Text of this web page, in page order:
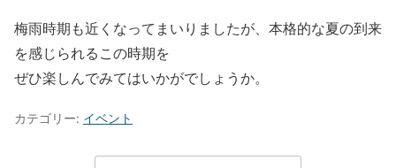
梅雨時期も近くなってまいりましたが、本格的な夏の到来
を感じられるこの時期を
ぜひ楽しんでみてはいかがでしょうか。
カテゴリー: イベント